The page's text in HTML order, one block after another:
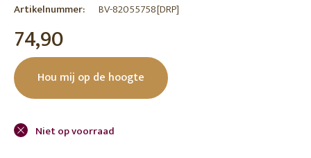
Artikelnummer:
BV-82055758[DRP]
74,90
Hou mij op de hoogte
Niet op voorraad